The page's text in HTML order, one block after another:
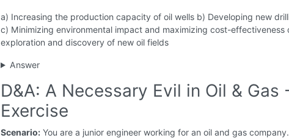
a) Increasing the production capacity of oil wells b) Developing new
c) Minimizing environmental impact and maximizing cost-effectiveness
exploration and discovery of new oil fields
Answer
D&A: A Necessary Evil in Oil & Gas
Exercise
Scenario: You are a junior engineer working for an oil and gas